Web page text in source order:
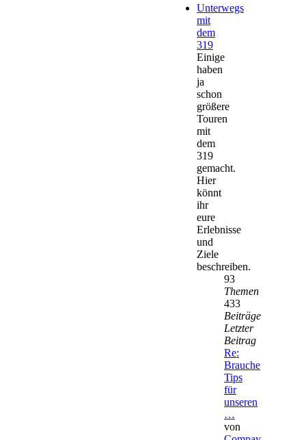
Unterwegs
mit
dem
319
Einige
haben
ja
schon
größere
Touren
mit
dem
319
gemacht.
Hier
könnt
ihr
eure
Erlebnisse
und
Ziele
beschreiben.
93
Themen
433
Beiträge
Letzter
Beitrag
Re:
Brauche
Tips
für
unseren
…
von